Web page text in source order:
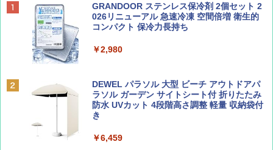
BE-PAL(ビ-パル) 2026年 9 月号【特別付録:
SOTO ミニマル"旅"財布 ランダム2種】
ディズニーファン ２０２６年 ９月号 [雑
誌] (ＤＩＳＮＥＹ ＦＡＮ)
￥713
地球の歩き方 スター・ウォーズ
￥2,695
D40 地球の歩き方 チェンマイ タイ北部の魅
力的な町 2026～2027 地球の歩き方D アジア
￥2,079
[キャンパーズコレクション 山善] ポップアッ
プテント 傘みたいに広げて畳める パッとサ
ッとサンシェード キューブ フルクローズ メ
&ハイキング カーキ PATC-150(KH)
PYKES PEAK (パイクスピーク) 着替えテン
ト プライバシー テント 【中が透けない】 1
ーチ ピクニック ポップアップテント 携帯 簡
GRANDOOR ステンレス保冷剤 2個セット 2
026リニューアル 急速冷凍 空間倍増 衛生的
コンパクト 保冷力長持ち
￥2,980
DEWEL パラソル 大型 ビーチ アウトドアパ
ラソル ガーデン サイトシート付 折りたたみ
防水 UVカット 4段階高さ調整 軽量 収納袋付
き
￥6,459